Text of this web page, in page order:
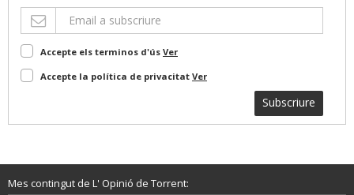
Accepte els terminos d'ús Ver
Accepte la política de privacitat Ver
Subscriure
Mes contingut de L' Opinió de Torrent: